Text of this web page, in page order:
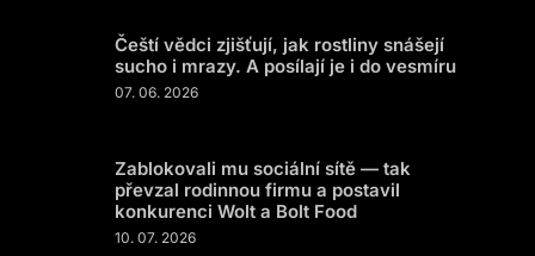
Čeští vědci zjišťují, jak rostliny snášejí
sucho i mrazy. A posílají je i do vesmíru
07. 06. 2026
Zablokovali mu sociální sítě — tak
převzal rodinnou firmu a postavil
konkurenci Wolt a Bolt Food
10. 07. 2026